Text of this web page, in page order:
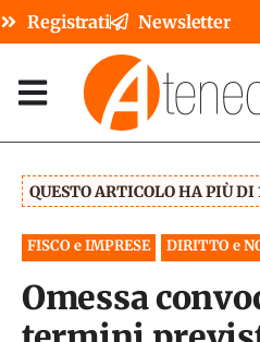
Registrati Newsletter
QUESTO ARTICOLO HA PIÙ DI
FISCO e IMPRESE DIRITTO e
Omessa